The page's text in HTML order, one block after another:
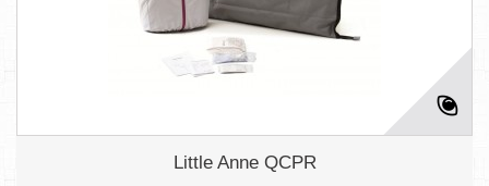
Little Anne QCPR